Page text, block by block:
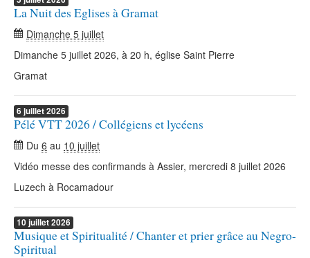
La Nuit des Eglises à Gramat
Dimanche 5 juillet
Dimanche 5 juillet 2026, à 20 h, église Saint Pierre
Gramat
6 juillet2026
Pélé VTT 2026 / Collégiens et lycéens
Du 6 au 10 juillet
Vidéo messe des confirmands à Assier, mercredi 8 juillet 2026
Luzech à Rocamadour
10 juillet2026
Musique et Spiritualité / Chanter et prier grâce au Negro-
Spiritual